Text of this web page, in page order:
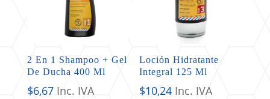
2 En 1 Shampoo + Gel
De Ducha 400 Ml
$6,67 Inc. IVA
Loción Hidratante
Integral 125 Ml
$10,24 Inc. IVA